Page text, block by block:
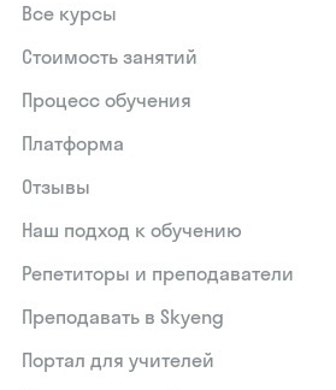
Все курсы
Стоимость занятий
Процесс обучения
Платформа
Отзывы
Наш подход к обучению
Репетиторы и преподаватели
Преподавать в Skyeng
Портал для учителей